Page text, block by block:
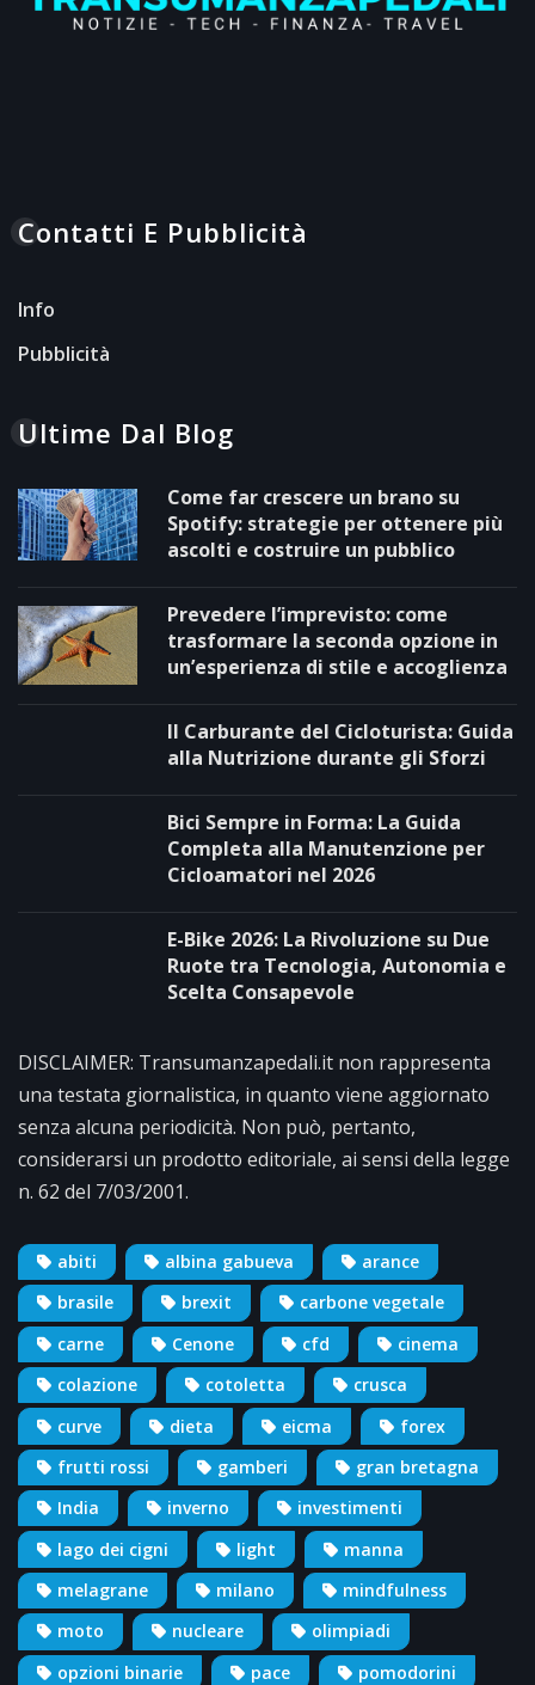
Contatti E Pubblicità
Info
Pubblicità
Ultime Dal Blog
Come far crescere un brano su
Spotify: strategie per ottenere più
ascolti e costruire un pubblico
Prevedere l’imprevisto: come
trasformare la seconda opzione in
un’esperienza di stile e accoglienza
Il Carburante del Cicloturista: Guida
alla Nutrizione durante gli Sforzi
Bici Sempre in Forma: La Guida
Completa alla Manutenzione per
Cicloamatori nel 2026
E-Bike 2026: La Rivoluzione su Due
Ruote tra Tecnologia, Autonomia e
Scelta Consapevole
DISCLAIMER: Transumanzapedali.it non rappresenta
una testata giornalistica, in quanto viene aggiornato
senza alcuna periodicità. Non può, pertanto,
considerarsi un prodotto editoriale, ai sensi della legge
n. 62 del 7/03/2001.
abiti albina gabueva
arance
brasile
brexit
carbone vegetale
carne
Cenone cfd
cinema
colazione
cotoletta
crusca
curve
dieta eicma
forex
frutti rossi
gamberi
gran bretagna
India
inverno
investimenti
lago dei cigni
light
manna
melagrane
milano
mindfulness
moto
nucleare
olimpiadi
opzioni binarie
pace pomodorini